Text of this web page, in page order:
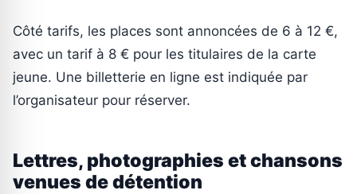
Côté tarifs, les places sont annoncées de 6 à 12 €,
avec un tarif à 8 € pour les titulaires de la carte
jeune. Une billetterie en ligne est indiquée par
l’organisateur pour réserver.
Lettres, photographies et chansons
venues de détention